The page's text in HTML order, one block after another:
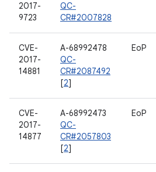
2017-
9723
QC-
CR#2007828
CVE-
2017-
14881
A-68992478
QC-
CR#2087492
[2]
EoP
CVE-
2017-
14877
A-68992473
QC-
CR#2057803
[2]
EoP